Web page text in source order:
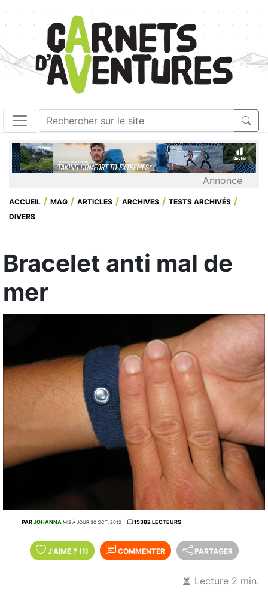
Annonce
ACCUEIL MAG ARTICLES ARCHIVES
TESTS ARCHIVÉS
DIVERS
Bracelet anti mal de
mer
PARJOHANNA MIS À JOUR 30 OCT. 2012 15382 LECTEURS
J'AIME ? (1) COMMENTER PARTAGER
Lecture 2 min.